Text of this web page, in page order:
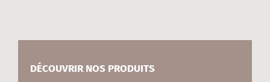
DÉCOUVRIR NOS PRODUITS